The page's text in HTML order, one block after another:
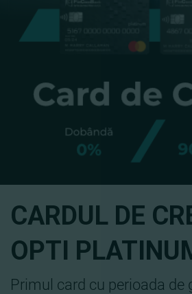
CARDUL DE
OPTI
Primul card cu perioada de